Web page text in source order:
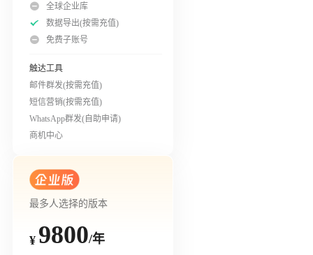
全球企业库
数据导出(按需充值)
免费子账号
触达工具
邮件群发(按需充值)
短信营销(按需充值)
WhatsApp群发(自助申请)
商机中心
最多人选择的版本
¥ 9800/年